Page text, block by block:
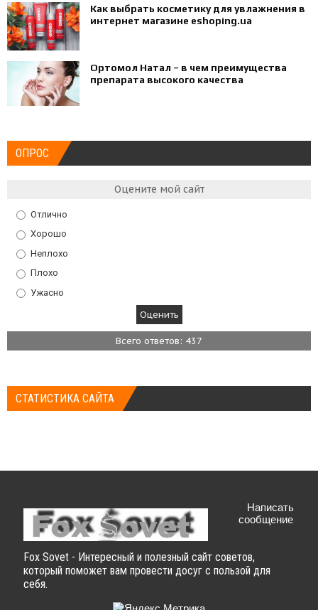
Как выбрать косметику для увлажнения в
интернет магазине eshoping.ua
Ортомол Натал – в чем преимущества
препарата высокого качества
ОПРОС
Оцените мой сайт
Отлично
Хорошо
Неплохо
Плохо
Ужасно
Всего ответов: 437
СТАТИСТИКА САЙТА
Fox Sovet - Интересный и полезный сайт советов,
который поможет вам провести досуг с пользой для
себя.
Написать
сообщение